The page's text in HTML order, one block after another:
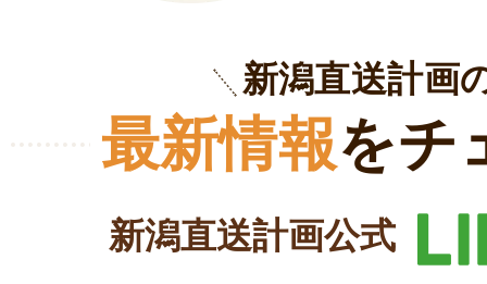
新潟直送計画
最新情報をチ
新潟直送計画公式